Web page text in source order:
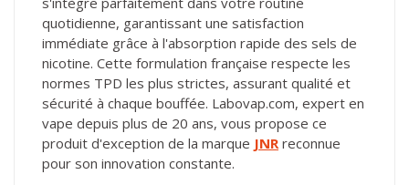
quotidienne, garantissant une satisfaction
immédiate grâce à l'absorption rapide des sels de
nicotine. Cette formulation française respecte les
normes TPD les plus strictes, assurant qualité et
sécurité à chaque bouffée. Labovap.com, expert en
vape depuis plus de 20 ans, vous propose ce
produit d'exception de la marque JNR reconnue
pour son innovation constante.